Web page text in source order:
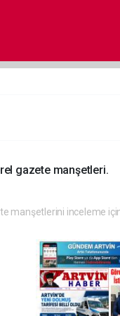
gazete manşetleri.
manşetlerini inceleme